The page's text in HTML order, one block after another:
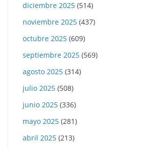
diciembre 2025 (514)
noviembre 2025 (437)
octubre 2025 (609)
septiembre 2025 (569)
agosto 2025 (314)
julio 2025 (508)
junio 2025 (336)
mayo 2025 (281)
abril 2025 (213)